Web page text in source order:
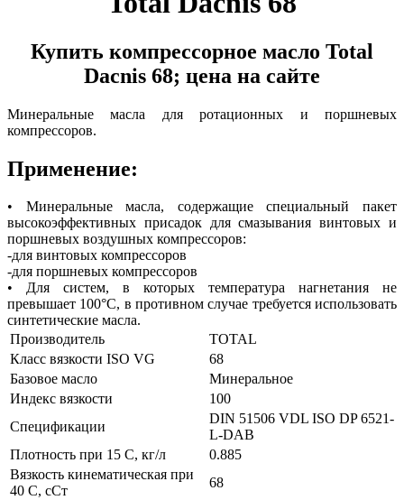
Купить компрессорное масло Total
Dacnis 68; цена на сайте
Минеральные масла для ротационных и поршневых
компрессоров.
Применение:
• Минеральные масла, содержащие специальный пакет
высокоэффективных присадок для смазывания винтовых и
поршневых воздушных компрессоров:
-для винтовых компрессоров
-для поршневых компрессоров
• Для систем, в которых температура нагнетания не
превышает 100°C, в противном случае требуется использовать
синтетические масла.
Производитель
TOTAL
Класс вязкости ISO VG
68
Базовое масло
Минеральное
Индекс вязкости
100
Спецификации
DIN 51506 VDL ISO DP 6521-
L-DAB
Плотность при 15 С, кг/л
0.885
Вязкость кинематическая при
40 С, сСт
68